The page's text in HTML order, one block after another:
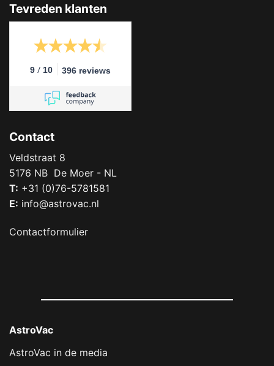
Tevreden klanten
9 / 10 396 reviews
Contact
Veldstraat 8
5176 NB De Moer - NL
T: +31 (0)76-5781581
E: info@astrovac.nl
Contactformulier
AstroVac
AstroVac in de media